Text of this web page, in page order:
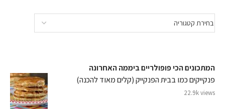
המתכונים הכי פופולריים ביממה האחרונה
פנקייקים כמו בבית הפנקייק (קלים מאוד להכנה)
22.9k views